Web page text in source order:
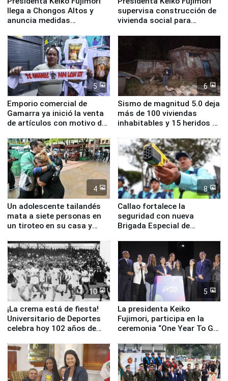
llega a Chongos Altos y
anuncia medidas
educación, salud y empleo
supervisa construcción de
vivienda social para
5
Emporio comercial de
Gamarra ya inició la venta
de artículos con motivo de
6
Sismo de magnitud 5.0 deja
más de 100 viviendas
inhabitables y 15 heridos en
4
Un adolescente tailandés
mata a siete personas en
un tiroteo en su casa y
8
Callao fortalece la
seguridad con nueva
Brigada Especial de
equipamiento para
Serenazgo
10
¡La crema está de fiesta!
Universitario de Deportes
celebra hoy 102 años de
5
La presidenta Keiko
Fujimori, participa en la
ceremonia “One Year To Go